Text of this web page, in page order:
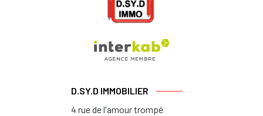
D.SY.D IMMOBILIER
4 rue de l'amour trompé